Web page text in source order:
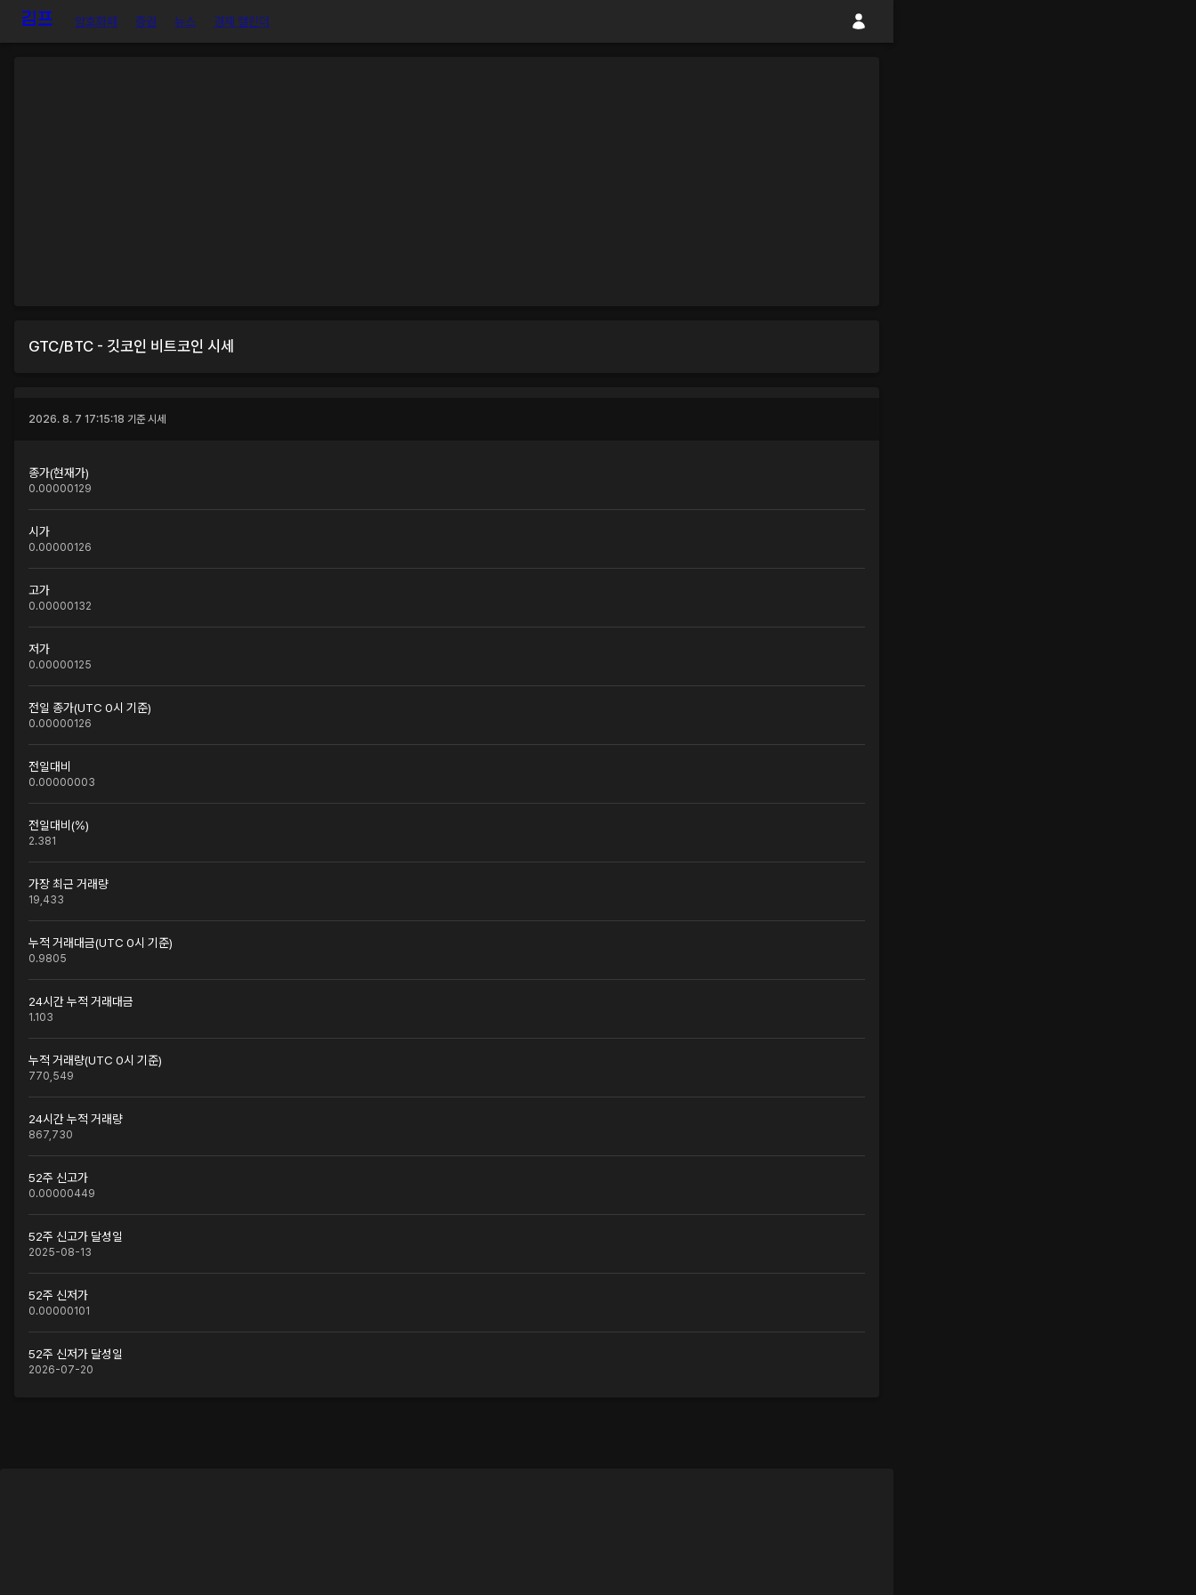
암호화폐 증권 뉴스 경제 캘린더
GTC/BTC - 깃코인 비트코인 시세
2026. 8. 7 17:15:18 기준 시세
종가(현재가)
0.00000129
시가
0.00000126
고가
0.00000132
저가
0.00000125
전일 종가(UTC 0시 기준)
0.00000126
전일대비
0.00000003
전일대비(%)
2.381
가장 최근 거래량
19,433
누적 거래대금(UTC 0시 기준)
0.9805
24시간 누적 거래대금
1.103
누적 거래량(UTC 0시 기준)
770,549
24시간 누적 거래량
867,730
52주 신고가
0.00000449
52주 신고가 달성일
2025-08-13
52주 신저가
0.00000101
52주 신저가 달성일
2026-07-20